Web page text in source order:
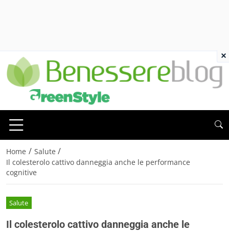
Home / Salute /
Il colesterolo cattivo danneggia anche le performance
cognitive
Salute
Il colesterolo cattivo danneggia anche le
×